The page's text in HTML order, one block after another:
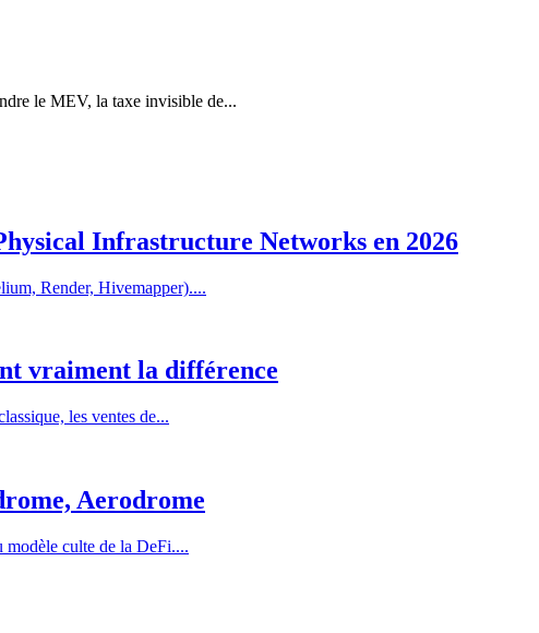
le MEV, la taxe invisible de...
Infrastructure Networks en 2026
Render, Hivemapper)....
vraiment la différence
les ventes de...
Aerodrome
modèle culte de la DeFi....